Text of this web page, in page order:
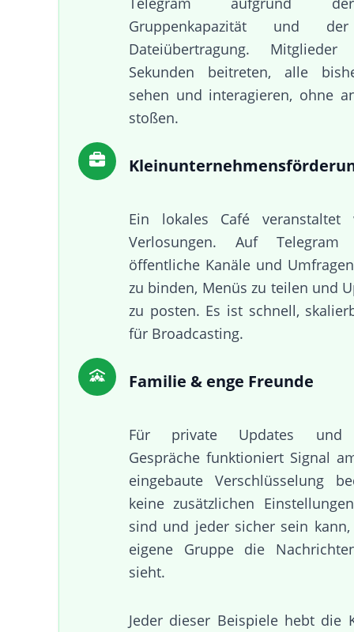
Gruppenkapazität und
Dateiübertragung.
Sekunden beitreten, alle
sehen und interagieren, ohne
stoßen.
Ein lokales Café veranstaltet
Verlosungen. Auf
öffentliche Kanäle und
zu binden, Menüs zu teilen und
zu posten. Es ist schnell,
für Broadcasting.
Familie & enge Freunde
Für private Updates und
Gespräche funktioniert Signal
eingebaute Verschlüsselung
keine zusätzlichen
sind und jeder sicher sein
eigene Gruppe die
sieht.
Jeder dieser Beispiele hebt die